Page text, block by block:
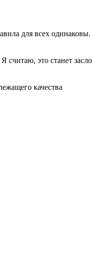
для всех одинаковы.
это станет
качества